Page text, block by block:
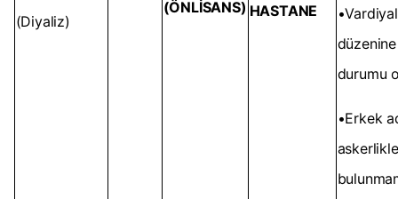
(Diyaliz)
(ÖNLİSANS) HASTANE
durumu
•Erkek